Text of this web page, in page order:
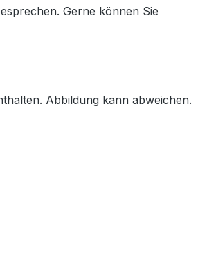
Gerne können Sie
Abbildung kann abweichen.